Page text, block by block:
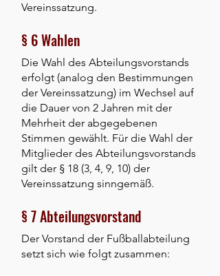
Vereinssatzung.
§ 6 Wahlen
Die Wahl des Abteilungsvorstands
erfolgt (analog den Bestimmungen
der Vereinssatzung) im Wechsel auf
die Dauer von 2 Jahren mit der
Mehrheit der abgegebenen
Stimmen gewählt. Für die Wahl der
Mitglieder des Abteilungsvorstands
gilt der § 18 (3, 4, 9, 10) der
Vereinssatzung sinngemäß.
§ 7 Abteilungsvorstand
Der Vorstand der Fußballabteilung
setzt sich wie folgt zusammen: